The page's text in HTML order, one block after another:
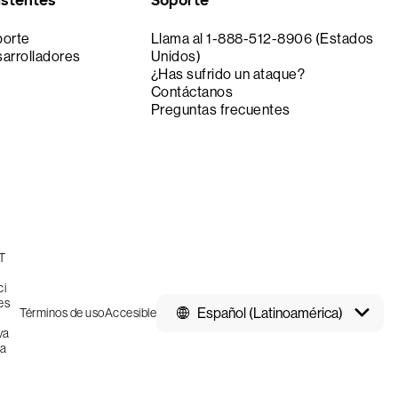
Llama al 1-888-512-8906 (Estados
Unidos)
¿Has sufrido un ataque?
Contáctanos
Preguntas frecuentes
Español (Latinoamérica)
Términos de usoAccesible